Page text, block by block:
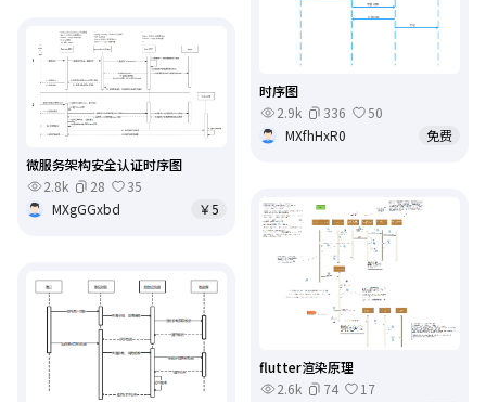
时序图
2.9k
336
50
MXfhHxR0
免费
微服务架构安全认证时序图
2.8k
28
35
MXgGGxbd
￥5
flutter渲染原理
2.6k
74
17